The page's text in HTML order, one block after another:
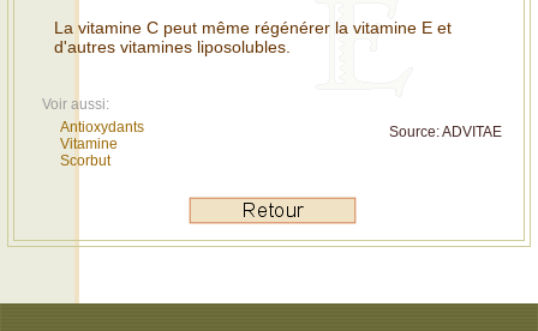
La vitamine C peut même régénérer la vitamine E et
d'autres vitamines liposolubles.
Voir aussi:
Antioxydants
Vitamine
Scorbut
Source:ADVITAE